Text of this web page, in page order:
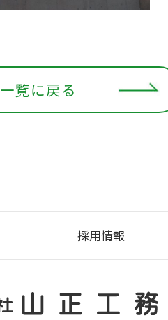
一覧に戻る
採用情報